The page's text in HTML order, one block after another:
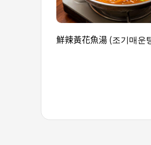
鮮辣黃花魚湯 (조기매운